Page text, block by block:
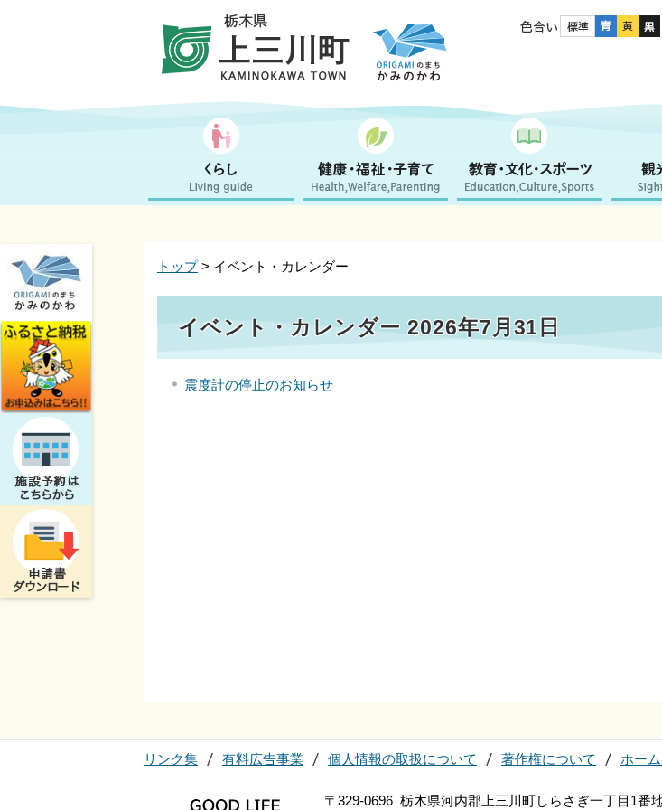
色合い
トップ> イベント・カレンダー
イベント・カレンダー 2026年7月31日
震度計の停止のお知らせ
リンク集 有料広告事業 個人情報の取扱について 著作権について ホー
〒329-0696 栃木県河内郡上三川町しらさぎ一丁目1番